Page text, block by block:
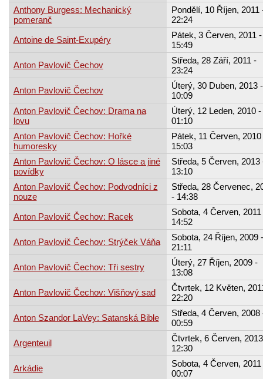
Anthony Burgess: Mechanický
pomeranč
Pondělí, 10 Říjen, 2011
22:24
Antoine de Saint-Exupéry
Pátek, 3 Červen, 2011 -
15:49
Anton Pavlovič Čechov
Středa, 28 Září, 2011 -
23:24
Anton Pavlovič Čechov
Úterý, 30 Duben, 2013 -
10:09
Anton Pavlovič Čechov: Drama na
lovu
Úterý, 12 Leden, 2010 -
01:10
Anton Pavlovič Čechov: Hořké
humoresky
Pátek, 11 Červen, 2010
15:03
Anton Pavlovič Čechov: O lásce a jiné
povídky
Středa, 5 Červen, 2013
13:10
Anton Pavlovič Čechov: Podvodníci z
nouze
Středa, 28 Červenec,
- 14:38
Anton Pavlovič Čechov: Racek
Sobota, 4 Červen, 2011
14:52
Anton Pavlovič Čechov: Strýček Váňa
Sobota, 24 Říjen, 2009 -
21:11
Anton Pavlovič Čechov: Tři sestry
Úterý, 27 Říjen, 2009 -
13:08
Anton Pavlovič Čechov: Višňový sad
Čtvrtek, 12 Květen,
22:20
Anton Szandor LaVey: Satanská Bible
Středa, 4 Červen, 2008
00:59
Argenteuil
Čtvrtek, 6 Červen,
12:30
Arkádie
Sobota, 4 Červen, 2011
00:07